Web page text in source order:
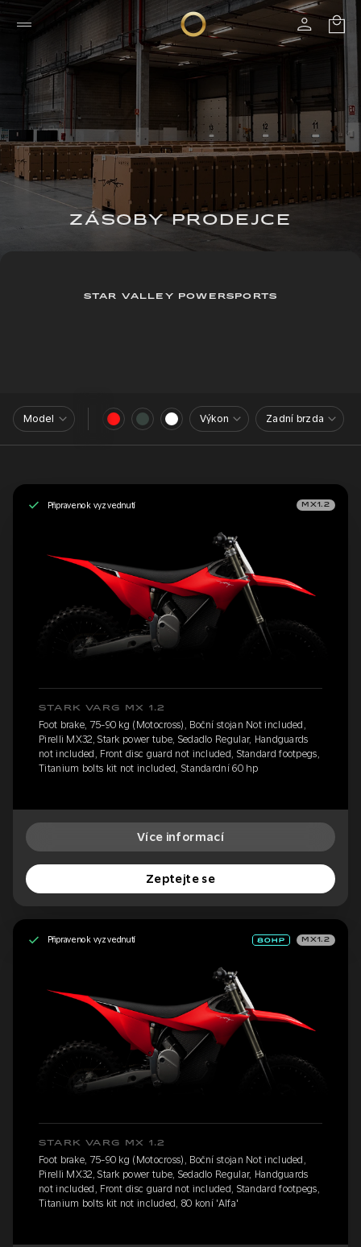
ZÁSOBY PRODEJCE
STAR VALLEY POWERSPORTS
Model Výkon Zadní brzda
Připraveno k vyzvednutí MX1.2
STARK VARG MX 1.2
Foot brake, 75-90 kg (Motocross), Boční stojan Not included,
Pirelli MX32, Stark power tube, Sedadlo Regular, Handguards
not included, Front disc guard not included, Standard footpegs,
Titanium bolts kit not included, Standardní 60 hp
Více informací
Zeptejte se
Připraveno k vyzvednutí MX1.2
STARK VARG MX 1.2
Foot brake, 75-90 kg (Motocross), Boční stojan Not included,
Pirelli MX32, Stark power tube, Sedadlo Regular, Handguards
not included, Front disc guard not included, Standard footpegs,
Titanium bolts kit not included, 80 koní 'Alfa'